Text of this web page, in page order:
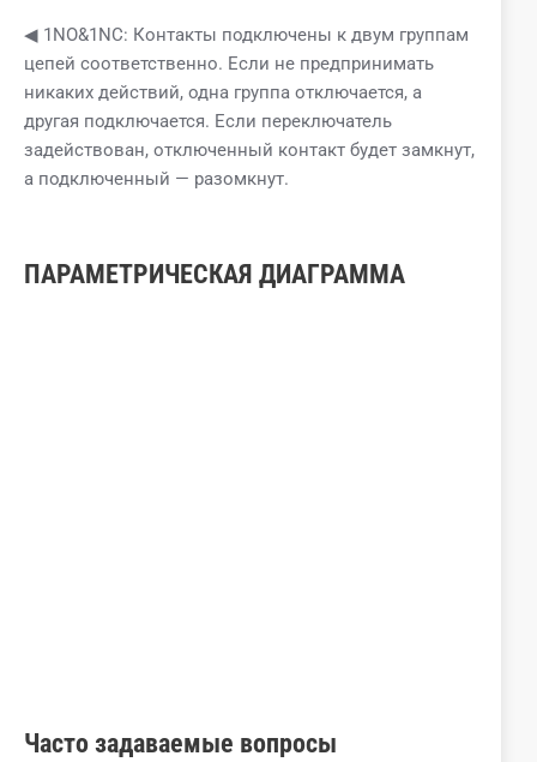
◀ 1NO&1NC: Контакты подключены к двум группам
цепей соответственно. Если не предпринимать
никаких действий, одна группа отключается, а
другая подключается. Если переключатель
задействован, отключенный контакт будет замкнут,
а подключенный — разомкнут.
ПАРАМЕТРИЧЕСКАЯ ДИАГРАММА
Часто задаваемые вопросы